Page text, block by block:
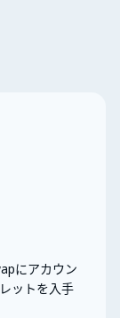
にアカウン
ットを入手